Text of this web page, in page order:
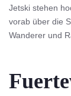
Jetski stehen
vorab über die
Wanderer und